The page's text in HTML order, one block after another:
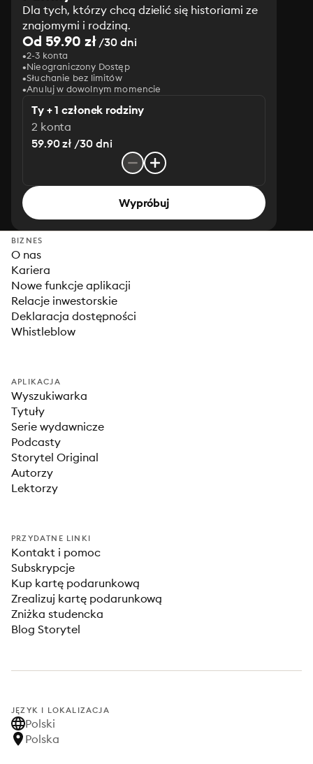
Dla tych, którzy chcą dzielić się historiami ze
znajomymi i rodziną.
Od 59.90 zł/30 dni
2-3 konta
Nieograniczony Dostęp
Słuchanie bez limitów
Anuluj w dowolnym momencie
Ty + 1 członek rodziny
2 konta
59.90 zł /30 dni
Wypróbuj
BIZNES
O nas
Kariera
Nowe funkcje aplikacji
Relacje inwestorskie
Deklaracja dostępności
Whistleblow
APLIKACJA
Wyszukiwarka
Tytuły
Serie wydawnicze
Podcasty
Storytel Original
Autorzy
Lektorzy
PRZYDATNE LINKI
Kontakt i pomoc
Subskrypcje
Kup kartę podarunkową
Zrealizuj kartę podarunkową
Zniżka studencka
Blog Storytel
JĘZYK I LOKALIZACJA
Polski
Polska